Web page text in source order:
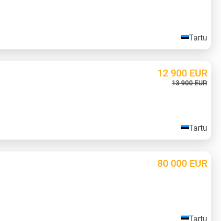
Tartu
12 900 EUR
13 900EUR
Tartu
80 000 EUR
Tartu